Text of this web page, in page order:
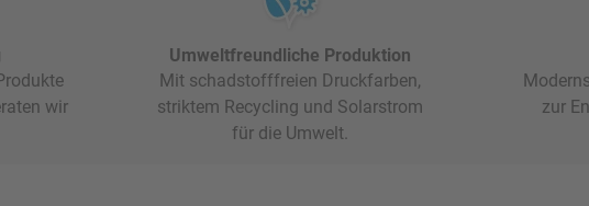
wir
Umweltfreundliche Produktion
Mit schadstofffreien Druckfarben,
striktem Recycling und Solarstrom
für die Umwelt.
zur